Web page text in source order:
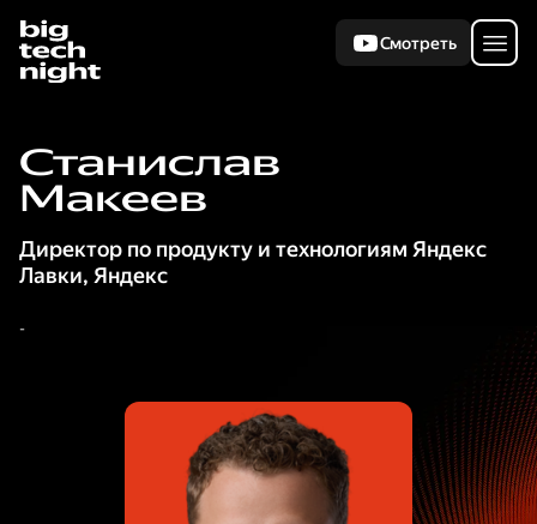
Смотреть
Станислав
Макеев
Директор по продукту и технологиям Яндекс
Лавки, Яндекс
-